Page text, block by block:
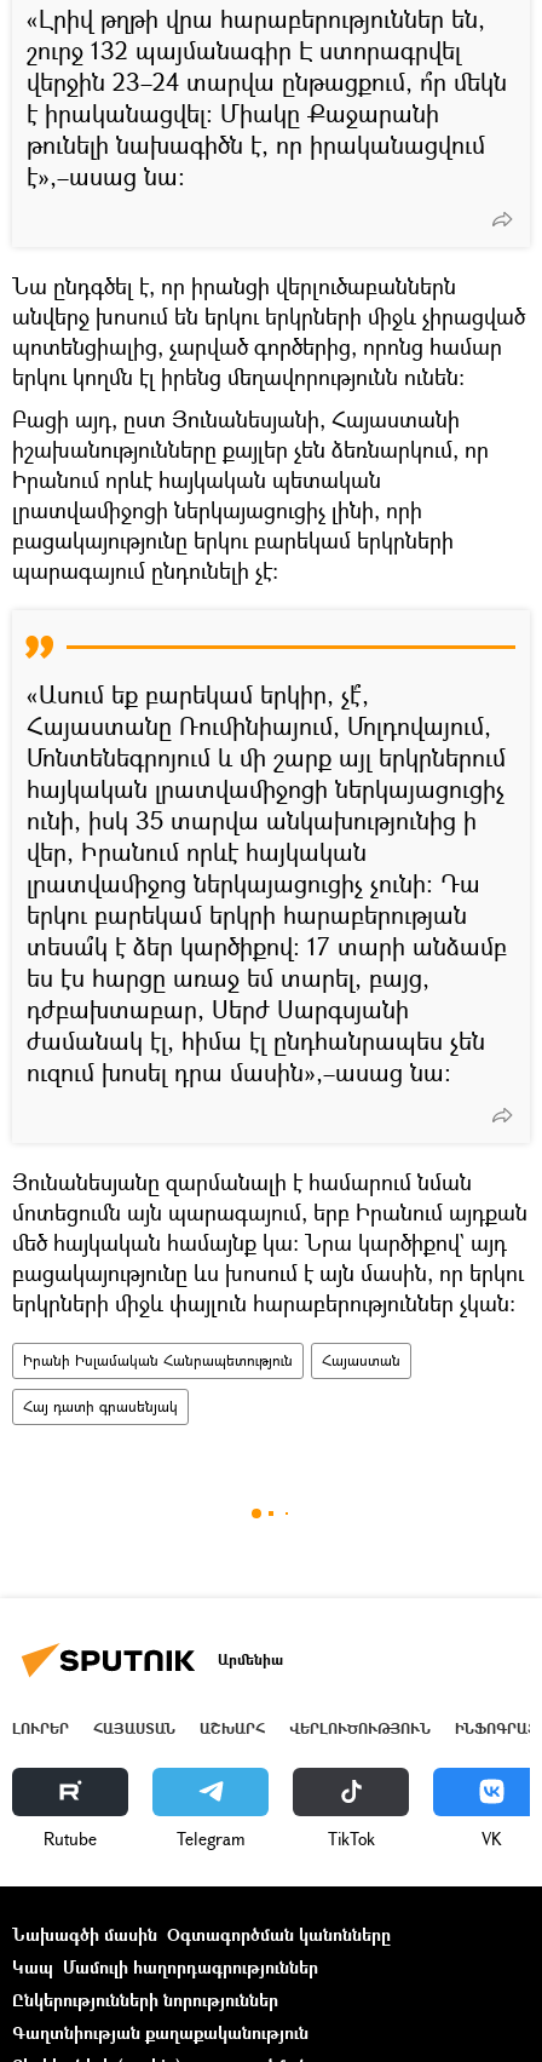
«Լրիվ թղթի վրա հարաբերություններ են,
շուրջ 132 պայմանագիր Է ստորագրվել
վերջին 23–24 տարվա ընթացքում, ո՞ր մեկն
է իրականացվել։ Միակը Քաջարանի
թունելի նախագիծն է, որ իրականացվում
է»,–ասաց նա։
Նա ընդգծել է, որ իրանցի վերլուծաբաններն
անվերջ խոսում են երկու երկրների միջև չիրացված
պոտենցիալից, չարված գործերից, որոնց համար
երկու կողմն էլ իրենց մեղավորությունն ունեն։
Բացի այդ, ըստ Յունանեսյանի, Հայաստանի
իշախանությունները քայլեր չեն ձեռնարկում, որ
Իրանում որևէ հայկական պետական
լրատվամիջոցի ներկայացուցիչ լինի, որի
բացակայությունը երկու բարեկամ երկրների
պարագայում ընդունելի չէ։
«Ասում եք բարեկամ երկիր, չէ՞,
Հայաստանը Ռումինիայում, Մոլդովայում,
Մոնտենեգրոյում և մի շարք այլ երկրներում
հայկական լրատվամիջոցի ներկայացուցիչ
ունի, իսկ 35 տարվա անկախությունից ի
վեր, Իրանում որևէ հայկական
լրատվամիջոց ներկայացուցիչ չունի։ Դա
երկու բարեկամ երկրի հարաբերության
տեսա՞կ է ձեր կարծիքով։ 17 տարի անձամբ
ես էս հարցը առաջ եմ տարել, բայց,
դժբախտաբար, Սերժ Սարգսյանի
ժամանակ էլ, հիմա էլ ընդհանրապես չեն
ուզում խոսել դրա մասին»,–ասաց նա։
Յունանեսյանը զարմանալի է համարում նման
մոտեցումն այն պարագայում, երբ Իրանում այդքան
մեծ հայկական համայնք կա։ Նրա կարծիքով` այդ
բացակայությունը ևս խոսում է այն մասին, որ երկու
երկրների միջև փայլուն հարաբերություններ չկան։
Իրանի Իսլամական Հանրապետություն Հայաստան
Հայ դատի գրասենյակ
Արմենիա
ԼՈՒՐԵՐ ՀԱՅԱՍՏԱՆ ԱՇԽԱՐՀ ՎԵՐԼՈՒԾՈՒԹՅՈՒՆ
Rutube Telegram ТikТоk VK
Նախագծի մասին Օգտագործման կանոնները
Կապ Մամուլի հաղորդագրություններ
Ընկերությունների նորություններ
Գաղտնիության քաղաքականություն